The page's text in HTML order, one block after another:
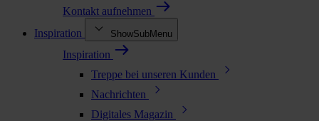
Kontakt aufnehmen
Inspiration
ShowSubMenu
Inspiration
Treppe bei unseren Kunden
Nachrichten
Digitales Magazin